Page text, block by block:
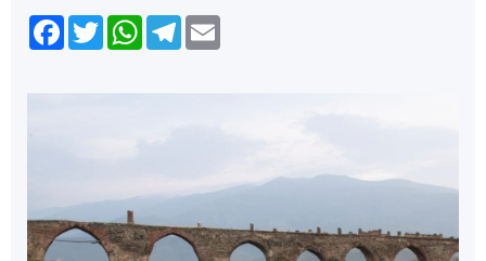
Facebook
TwitterWhatsApp
Telegram